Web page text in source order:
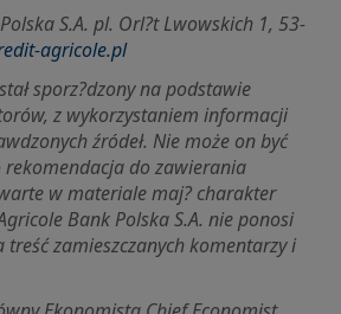
S.A. pl. Orl?t Lwowskich 1, 53-
agricole.pl
sporz?dzony na podstawie
z wykorzystaniem informacji
źródeł. Nie może on być
rekomendacja do zawierania
w materiale maj? charakter
Bank Polska S.A. nie ponosi
zamieszczanych komentarzy i